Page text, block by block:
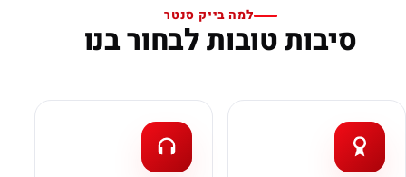
למה בייק סנטר
סיבות טובות לבחור בנו